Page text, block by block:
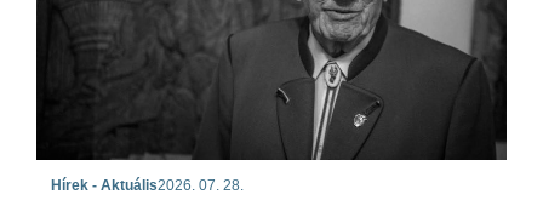
Hírek - Aktuális2026. 07. 28.